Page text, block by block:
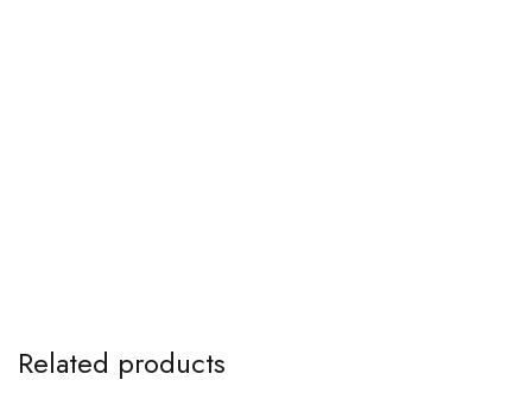
Related products